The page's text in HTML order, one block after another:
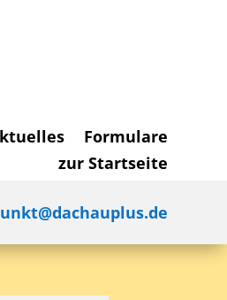
Formulare
zur Startseite